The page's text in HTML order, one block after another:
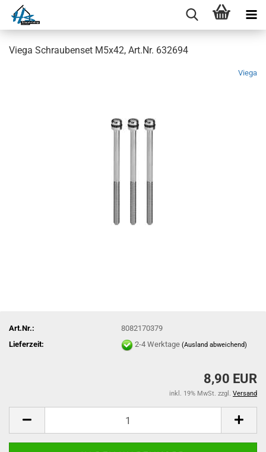
Viega Schraubenset M5x42, Art.Nr. 632694
Viega
Art.Nr.:
8082170379
Lieferzeit:
2-4 Werktage(Ausland abweichend)
8,90 EUR
inkl. 19% MwSt. zzgl. Versand